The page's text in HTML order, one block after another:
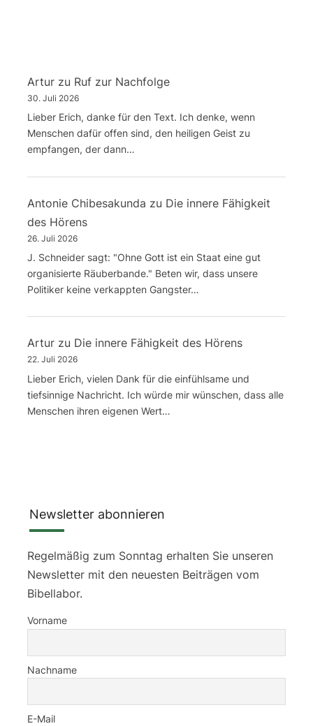
Artur zu Ruf zur Nachfolge
30. Juli 2026
Lieber Erich, danke für den Text. Ich denke, wenn
Menschen dafür offen sind, den heiligen Geist zu
empfangen, der dann…
Antonie Chibesakunda zu Die innere Fähigkeit
des Hörens
26. Juli 2026
J. Schneider sagt: "Ohne Gott ist ein Staat eine gut
organisierte Räuberbande." Beten wir, dass unsere
Politiker keine verkappten Gangster…
Artur zu Die innere Fähigkeit des Hörens
22. Juli 2026
Lieber Erich, vielen Dank für die einfühlsame und
tiefsinnige Nachricht. Ich würde mir wünschen, dass alle
Menschen ihren eigenen Wert…
Newsletter abonnieren
Regelmäßig zum Sonntag erhalten Sie unseren
Newsletter mit den neuesten Beiträgen vom
Bibellabor.
Vorname
Nachname
E-Mail